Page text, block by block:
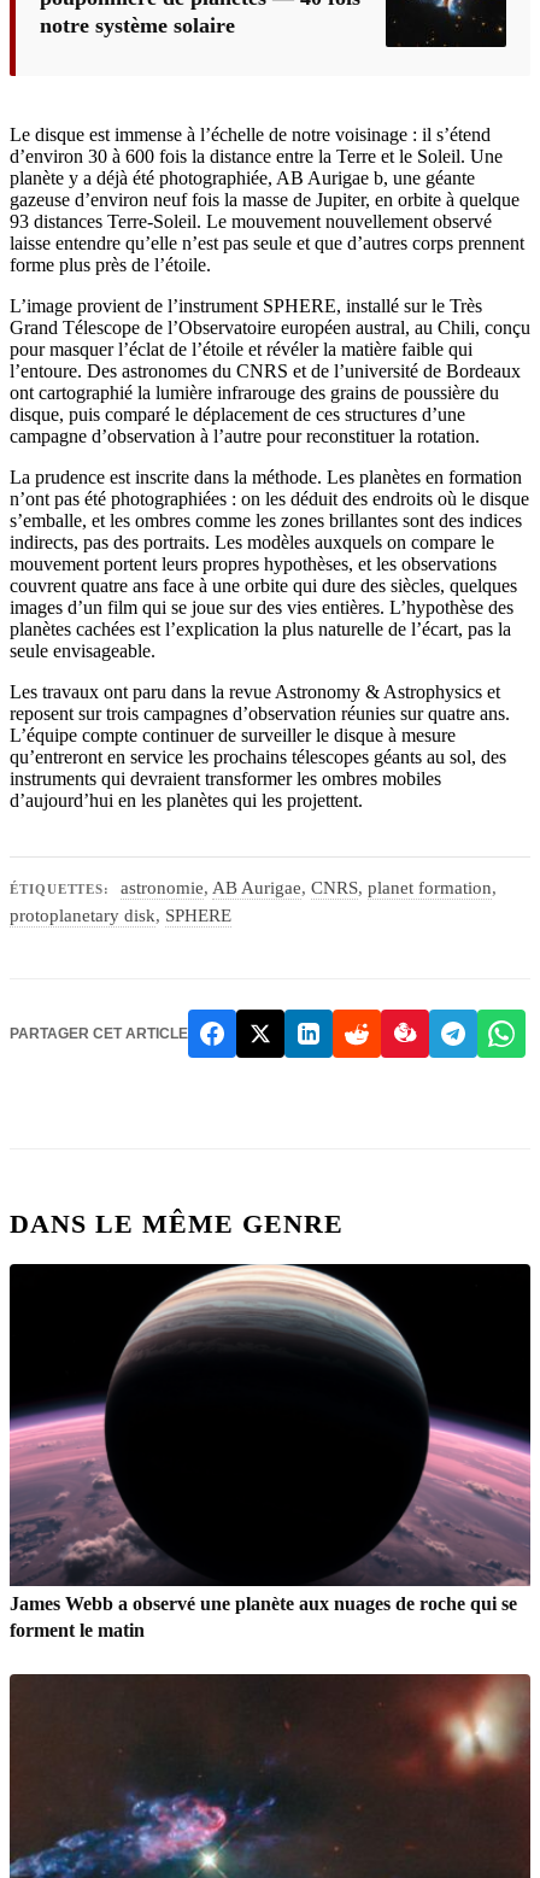
notre système solaire
Le disque est immense à l’échelle de notre voisinage : il s’étend
d’environ 30 à 600 fois la distance entre la Terre et le Soleil. Une
planète y a déjà été photographiée, AB Aurigae b, une géante
gazeuse d’environ neuf fois la masse de Jupiter, en orbite à quelque
93 distances Terre-Soleil. Le mouvement nouvellement observé
laisse entendre qu’elle n’est pas seule et que d’autres corps prennent
forme plus près de l’étoile.
L’image provient de l’instrument SPHERE, installé sur le Très
Grand Télescope de l’Observatoire européen austral, au Chili, conçu
pour masquer l’éclat de l’étoile et révéler la matière faible qui
l’entoure. Des astronomes du CNRS et de l’université de Bordeaux
ont cartographié la lumière infrarouge des grains de poussière du
disque, puis comparé le déplacement de ces structures d’une
campagne d’observation à l’autre pour reconstituer la rotation.
La prudence est inscrite dans la méthode. Les planètes en formation
n’ont pas été photographiées : on les déduit des endroits où le disque
s’emballe, et les ombres comme les zones brillantes sont des indices
indirects, pas des portraits. Les modèles auxquels on compare le
mouvement portent leurs propres hypothèses, et les observations
couvrent quatre ans face à une orbite qui dure des siècles, quelques
images d’un film qui se joue sur des vies entières. L’hypothèse des
planètes cachées est l’explication la plus naturelle de l’écart, pas la
seule envisageable.
Les travaux ont paru dans la revue Astronomy & Astrophysics et
reposent sur trois campagnes d’observation réunies sur quatre ans.
L’équipe compte continuer de surveiller le disque à mesure
qu’entreront en service les prochains télescopes géants au sol, des
instruments qui devraient transformer les ombres mobiles
d’aujourd’hui en les planètes qui les projettent.
ÉTIQUETTES: astronomie, AB Aurigae, CNRS, planet formation,
protoplanetary disk, SPHERE
PARTAGER CET ARTICLE
DANS LE MÊME GENRE
James Webb a observé une planète aux nuages de roche qui se
forment le matin